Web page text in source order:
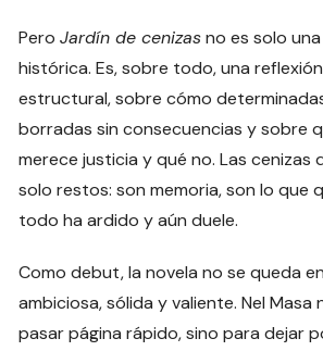
PeroJardín de cenizasno es solo
histórica. Es, sobre todo, una
estructural, sobre cómo
borradas sin consecuencias y sobre
merece justicia y qué no. Las cenizas
solo restos: son memoria, son lo que
todo ha ardido y aún duele.
Como debut, la novela no se queda
ambiciosa, sólida y valiente. Nel Masa
pasar página rápido, sino para dejar